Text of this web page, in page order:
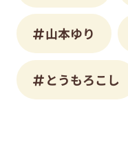
山本ゆり
とうもろこし